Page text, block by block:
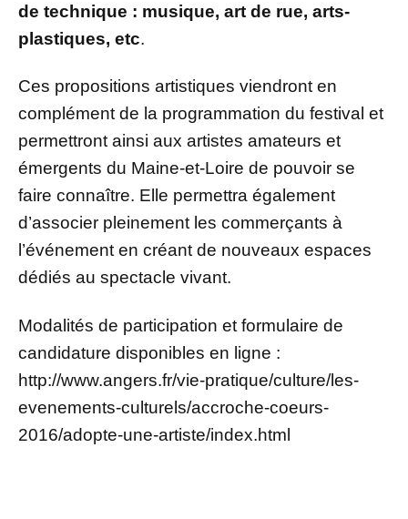
de technique : musique, art de rue, arts-
plastiques, etc.
Ces propositions artistiques viendront en
complément de la programmation du festival et
permettront ainsi aux artistes amateurs et
émergents du Maine-et-Loire de pouvoir se
faire connaître. Elle permettra également
d’associer pleinement les commerçants à
l’événement en créant de nouveaux espaces
dédiés au spectacle vivant.
Modalités de participation et formulaire de
candidature disponibles en ligne :
http://www.angers.fr/vie-pratique/culture/les-
evenements-culturels/accroche-coeurs-
2016/adopte-une-artiste/index.html